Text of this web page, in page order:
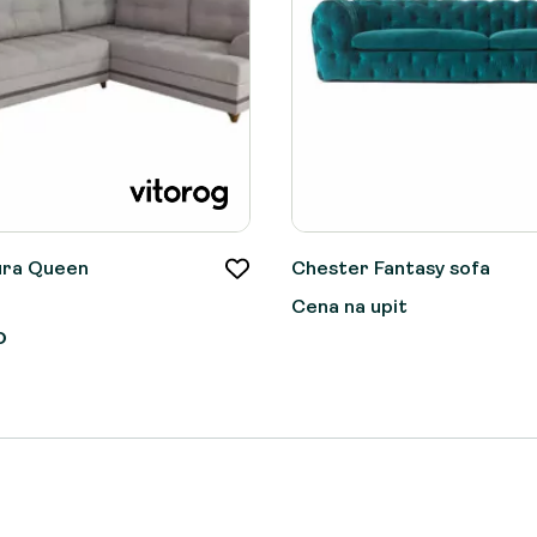
Queen
Chester Fantasy sofa
Cena na upit